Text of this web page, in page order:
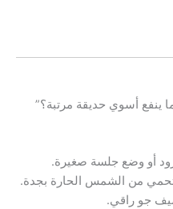
ينفع أسوي حديقة مرتبة؟”
أو وضع جلسة صغيرة.
من الشمس الحارة بجدة.
جو راقي.